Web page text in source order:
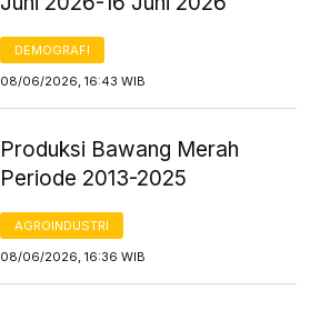
DEMOGRAFI
08/06/2026, 16:43 WIB
Produksi Bawang Merah
Periode 2013-2025
AGROINDUSTRI
08/06/2026, 16:36 WIB